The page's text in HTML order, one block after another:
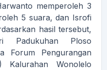
memperoleh 3
5 suara, dan Isrofi
hasil tersebut,
Padukuhan Ploso
Forum Pengurangan
Kalurahan Wonolelo